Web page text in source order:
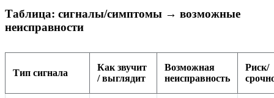
Таблица: сигналы/симптомы → возможные
неисправности
Тип сигнала
Как звучит
/ выглядит
Возможная
неисправность
Риск/